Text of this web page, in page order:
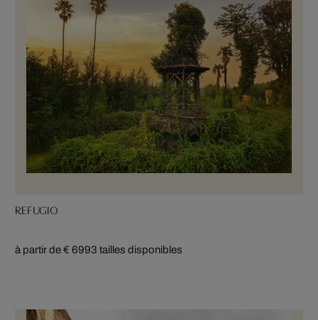
REFUGIO
à partir de € 6993 tailles disponibles